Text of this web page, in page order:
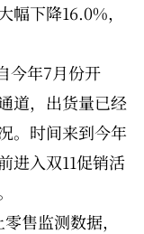
下降16.0%，
今年7月份开
道，出货量已经
。时间来到今年
进入双11促销活
售监测数据，